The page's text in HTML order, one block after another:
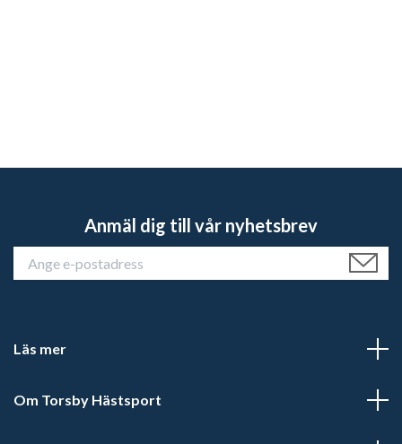
Anmäl dig till vår nyhetsbrev
Läs mer
Om Torsby Hästsport